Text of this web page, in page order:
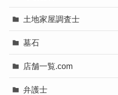
土地家屋調査士
墓石
店舗一覧.com
弁護士